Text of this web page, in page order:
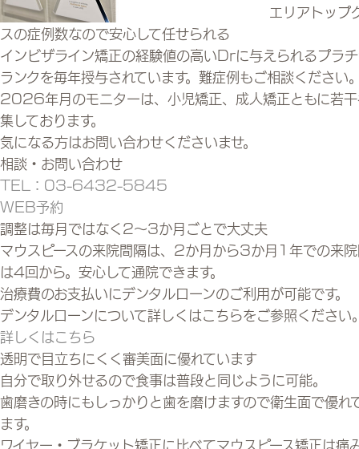
エリアトップ
スの症例数なので安心して任せられる
インビザライン矯正の経験値の高いDrに与えられるプラ
ランクを毎年授与されています。難症例もご相談ください
2026年月のモニターは、小児矯正、成人矯正ともに若
集しております。
気になる方はお問い合わせくださいませ。
相談・お問い合わせ
TEL：03-6432-5845
WEB予約
調整は毎月ではなく2～3か月ごとで大丈夫
マウスピースの来院間隔は、2か月から3か月1年での来
は4回から。安心して通院できます。
治療費のお支払いにデンタルローンのご利用が可能です。
デンタルローンについて詳しくはこちらをご参照ください
詳しくはこちら
透明で目立ちにくく審美面に優れています
自分で取り外せるので食事は普段と同じように可能。
歯磨きの時にもしっかりと歯を磨けますので衛生面で優れ
ます。
ワイヤー・ブラケット矯正に比べてマウスピース矯正は痛